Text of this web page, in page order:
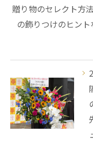
贈り物のセレクト方
の飾りつけのヒン